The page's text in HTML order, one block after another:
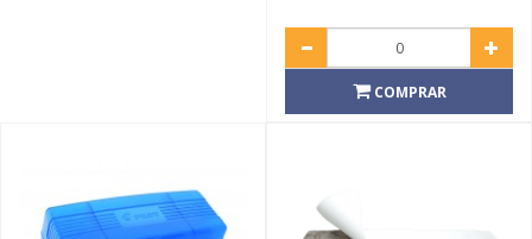
COMPRAR